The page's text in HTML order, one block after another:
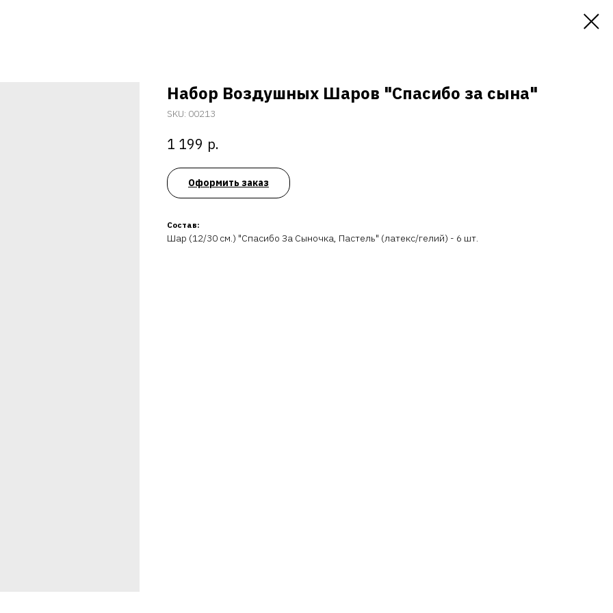
Набор Воздушных Шаров "Спасибо за сына"
SKU: 00213
1 199 р.
Оформить заказ
Состав:
Шар (12/30 см.) "Спасибо За Сыночка, Пастель" (латекс/гелий) - 6 шт.